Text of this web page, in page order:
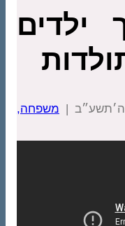
ילדים
| משפחה,